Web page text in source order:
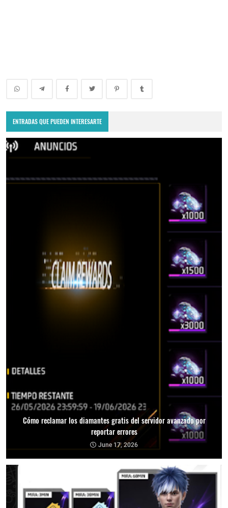
ENTRADAS QUE PUEDEN INTERESARTE
Cómo reclamar los diamantes gratis del servidor avanzado por
reportar errores
June 17, 2026